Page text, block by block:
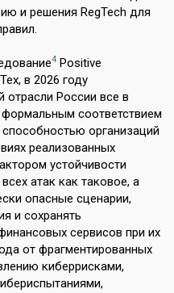
и решения RegTech для
4 Positive
в 2026 году
отрасли России все в
соответствием
организаций
реализованных
устойчивости
атак как таковое, а
опасные сценарии,
и сохранять
сервисов при их
от фрагментированных
киберрисками,